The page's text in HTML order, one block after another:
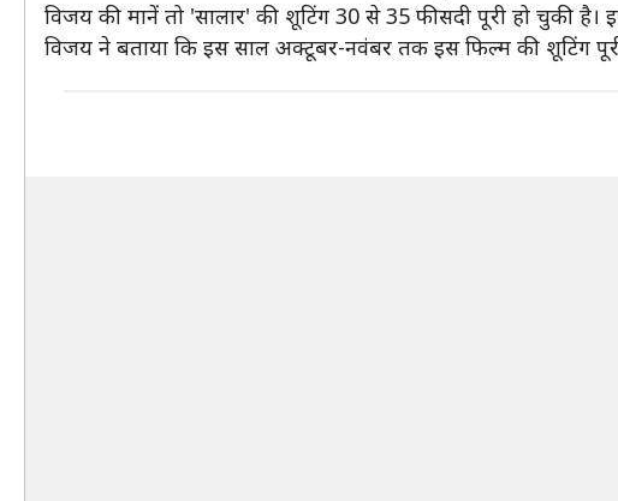
विजय की मानें तो 'सालार' की शूटिंग 30 से 35 फीसदी पूरी हो चुकी
विजय ने बताया कि इस साल अक्टूबर-नवंबर तक इस फिल्म की शूटिंग